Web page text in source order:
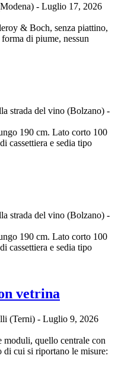
- Luglio 17, 2026
& Boch, senza piattino,
di piume, nessun
strada del vino (Bolzano) -
190 cm. Lato corto 100
cassettiera e sedia tipo
strada del vino (Bolzano) -
190 cm. Lato corto 100
cassettiera e sedia tipo
vetrina
(Terni) - Luglio 9, 2026
quello centrale con
cui si riportano le misure: